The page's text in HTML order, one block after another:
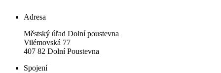
Adresa
Městský úřad Dolní poustevna
Vilémovská 77
407 82 Dolní Poustevna
Spojení